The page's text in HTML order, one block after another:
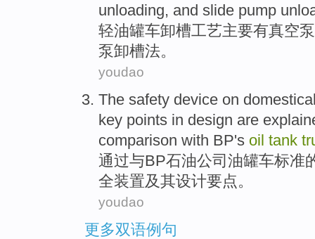
unloading, and slide pump
轻油罐车卸槽工艺主要有真空泵
泵卸槽法。
youdao
The safety device on
key points in design are
comparison with BP's oil tank
通过与BP石油公司 油罐车标准
全装置及其设计要点。
youdao
更多双语例句